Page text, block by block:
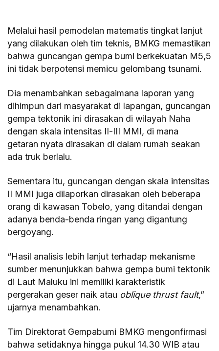
Melalui hasil pemodelan matematis tingkat lanjut
yang dilakukan oleh tim teknis, BMKG memastikan
bahwa guncangan gempa bumi berkekuatan M5,5
ini tidak berpotensi memicu gelombang tsunami.
Dia menambahkan sebagaimana laporan yang
dihimpun dari masyarakat di lapangan, guncangan
gempa tektonik ini dirasakan di wilayah Naha
dengan skala intensitas II-III MMI, di mana
getaran nyata dirasakan di dalam rumah seakan
ada truk berlalu.
Sementara itu, guncangan dengan skala intensitas
II MMI juga dilaporkan dirasakan oleh beberapa
orang di kawasan Tobelo, yang ditandai dengan
adanya benda-benda ringan yang digantung
bergoyang.
“Hasil analisis lebih lanjut terhadap mekanisme
sumber menunjukkan bahwa gempa bumi tektonik
di Laut Maluku ini memiliki karakteristik
pergerakan geser naik atau oblique thrust fault,”
ujarnya menambahkan.
Tim Direktorat Gempabumi BMKG mengonfirmasi
bahwa setidaknya hingga pukul 14.30 WIB atau